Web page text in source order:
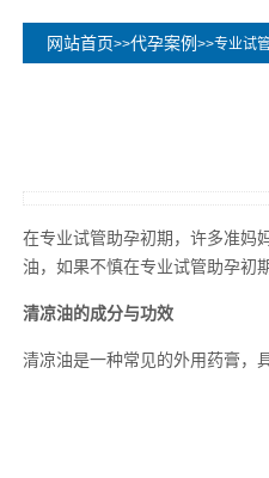
网站首页>>代孕案例 >>专业试
在专业试管助孕初期，许多准妈
油，如果不慎在专业试管助孕初
清凉油的成分与功效
清凉油是一种常见的外用药膏，